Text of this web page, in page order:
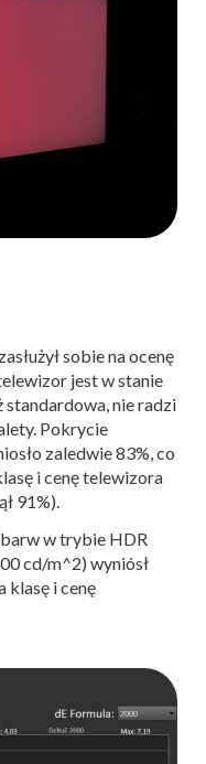
sobie na ocenę
jest w stanie
nie radzi
Pokrycie
zaledwie 83%, co
i cenę telewizora
91%).
w trybie HDR
cd/m^2) wyniósł
klasę i cenę